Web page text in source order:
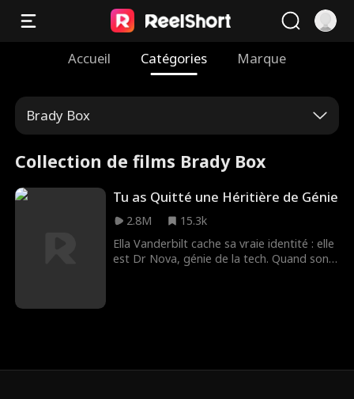
Accueil Catégories Marque
Brady Box
Collection de films Brady Box
Tu as Quitté une Héritière de Génie
2.8M
15.3k
Ella Vanderbilt cache sa vraie identité : elle
est Dr Nova, génie de la tech. Quand son